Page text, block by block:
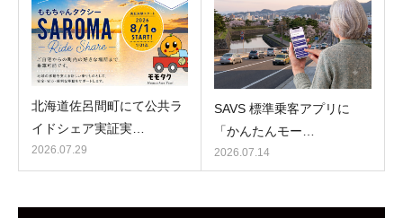
北海道佐呂間町にて公共ラ
イドシェア実証実…
2026.07.29
SAVS 標準乗客アプリに
「かんたんモー…
2026.07.14